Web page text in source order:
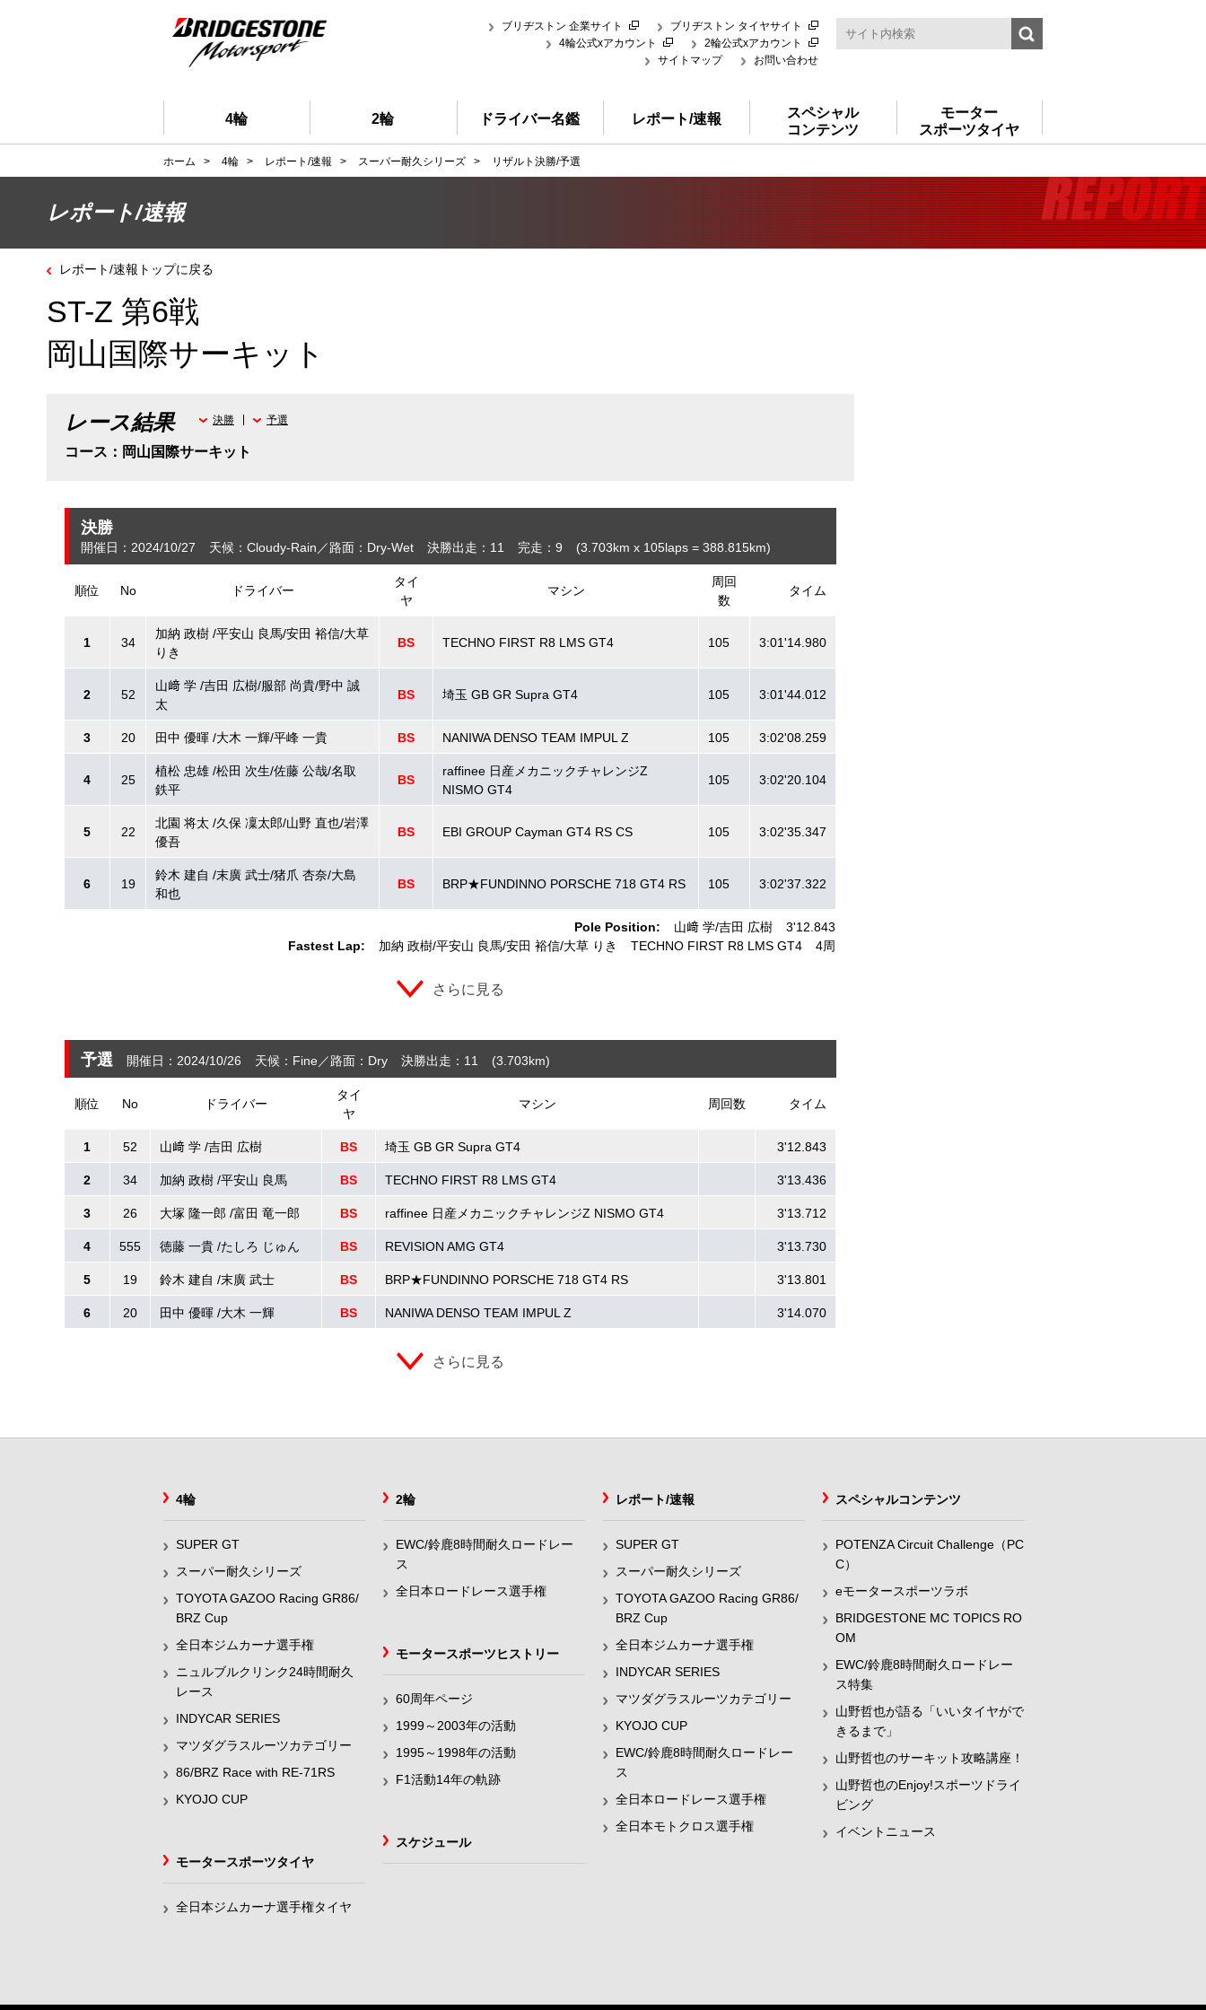
ブリヂストン 企業サイト
ブリヂストン タイヤサイト
4輪公式xアカウント
2輪公式xアカウント
サイトマップ
お問い合わせ
4輪 2輪 ドライバー名鑑 レポート/速報
スペシャル
コンテンツ
モーター
スポーツタイヤ
ホーム > 4輪 > レポート/速報 > スーパー耐久シリーズ > リザルト決勝/予選
レポート/速報
レポート/速報トップに戻る
ST-Z 第6戦
岡山国際サーキット
レース結果
コース：岡山国際サーキット
決勝 予選
決勝
開催日：2024/10/27 天候：Cloudy-Rain 路面：Dry-Wet 決勝出走：11 完走：9 (3.703km x 105laps = 388.815km)
順位 No ドライバー
タイ
ヤ
マシン
周回
数
タイム
Pole Position: 山﨑 学 吉田 広樹
3'12.843
Fastest Lap:
加納 政樹 平安山 良馬 安田 裕信 大草 りき TECHNO FIRST R8 LMS GT4 4周
1 34
加納 政樹 /平安山 良馬/安田 裕信/大草
りき
BS TECHNO FIRST R8 LMS GT4 105 3:01'14.980
2 52
山﨑 学 /吉田 広樹/服部 尚貴/野中 誠
太
BS 埼玉 GB GR Supra GT4 105 3:01'44.012
3 20 田中 優暉 /大木 一輝/平峰 一貴 BS NANIWA DENSO TEAM IMPUL Z 105 3:02'08.259
4 25
植松 忠雄 /松田 次生/佐藤 公哉/名取
鉄平
BS
raffinee 日産メカニックチャレンジZ
NISMO GT4
105 3:02'20.104
5 22
北園 将太 /久保 凜太郎/山野 直也/岩澤
優吾
BS EBI GROUP Cayman GT4 RS CS 105 3:02'35.347
6 19
鈴木 建自 /末廣 武士/猪爪 杏奈/大島
和也
BS BRP★FUNDINNO PORSCHE 718 GT4 RS 105 3:02'37.322
さらに見る
予選 開催日：2024/10/26 天候：Fine 路面：Dry 決勝出走：11 (3.703km)
順位 No ドライバー
タイ
ヤ
マシン 周回数 タイム
1 52 山﨑 学 /吉田 広樹 BS 埼玉 GB GR Supra GT4 3'12.843
2 34 加納 政樹 /平安山 良馬 BS TECHNO FIRST R8 LMS GT4 3'13.436
3 26 大塚 隆一郎 /富田 竜一郎 BS raffinee 日産メカニックチャレンジZ NISMO GT4 3'13.712
4 555 徳藤 一貴 /たしろ じゅん BS REVISION AMG GT4 3'13.730
5 19 鈴木 建自 /末廣 武士 BS BRP★FUNDINNO PORSCHE 718 GT4 RS 3'13.801
6 20 田中 優暉 /大木 一輝 BS NANIWA DENSO TEAM IMPUL Z 3'14.070
さらに見る
4輪
SUPER GT
スーパー耐久シリーズ
TOYOTA GAZOO Racing GR86/
BRZ Cup
全日本ジムカーナ選手権
ニュルブルクリンク24時間耐久
レース
INDYCAR SERIES
マツダグラスルーツカテゴリー
86/BRZ Race with RE-71RS
KYOJO CUP
2輪
EWC/鈴鹿8時間耐久ロードレー
ス
全日本ロードレース選手権
レポート/速報
SUPER GT
スーパー耐久シリーズ
TOYOTA GAZOO Racing GR86/
BRZ Cup
全日本ジムカーナ選手権
INDYCAR SERIES
マツダグラスルーツカテゴリー
KYOJO CUP
EWC/鈴鹿8時間耐久ロードレー
ス
全日本ロードレース選手権
全日本モトクロス選手権
スペシャルコンテンツ
POTENZA Circuit Challenge（PC
C）
eモータースポーツラボ
BRIDGESTONE MC TOPICS RO
OM
EWC/鈴鹿8時間耐久ロードレー
ス特集
山野哲也が語る「いいタイヤがで
きるまで」
山野哲也のサーキット攻略講座！
山野哲也のEnjoy!スポーツドライ
ビング
イベントニュース
モータースポーツヒストリー
60周年ページ
1999～2003年の活動
1995～1998年の活動
F1活動14年の軌跡
スケジュール
モータースポーツタイヤ
全日本ジムカーナ選手権タイヤ